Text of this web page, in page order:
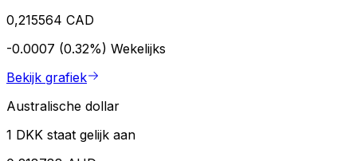
0,215564 CAD
-0.0007 (0.32%) Wekelijks
Bekijk grafiek
Australische dollar
1 DKK staat gelijk aan